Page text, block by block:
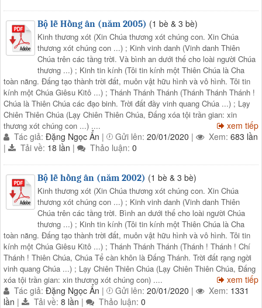
Bộ lễ Hồng ân (năm 2005) (1 bè & 3 bè)
Kinh thương xót (Xin Chúa thương xót chúng con. Xin Chúa
thương xót chúng con ...) ; Kinh vinh danh (Vinh danh Thiên
Chúa trên các tầng trời. Và bình an dưới thế cho loài người Chúa
thương ...) ; Kinh tin kính (Tôi tin kính một Thiên Chúa là Cha
toàn năng. Đấng tạo thành trời đất, muôn vật hữu hình và vô hình. Tôi tin
kính một Chúa Giêsu Kitô ...) ; Thánh Thánh Thánh (Thánh Thánh Thánh !
Chúa là Thiên Chúa các đạo binh. Trời đất đầy vinh quang Chúa ...) ; Lạy
Chiên Thiên Chúa (Lạy Chiên Thiên Chúa, Đấng xóa tội trần gian: xin
thương xót chúng con ...) ....
xem tiếp
Tác giả: Đặng Ngọc Ẩn | Gửi lên: 20/01/2020 | Xem: 683 lần
|
Tải về: 18 lần | Thảo luận: 0
Bộ lễ hồng ân (năm 2002) (1 bè & 3 bè)
Kinh thương xót (Xin Chúa thương xót chúng con. Xin Chúa
thương xót chúng con ...) ; Kinh vinh danh (Vinh danh Thiên
Chúa trên các tầng trời. Bình an dưới thế cho loài người Chúa
thương ...) ; Kinh tin kính (Tôi tin kính một Thiên Chúa là Cha
toàn năng. Đấng tạo thành trời đất, muôn vật hữu hình và vô hình. Tôi tin
kính một Chúa Giêsu Kitô ...) ; Thánh Thánh Thánh (Thánh ! Thánh ! Chí
Thánh ! Thiên Chúa, Chúa Tể càn khôn là Đấng Thánh. Trời đất rạng ngời
vinh quang Chúa ...) ; Lạy Chiên Thiên Chúa (Lạy Chiên Thiên Chúa, Đấng
xóa tội trần gian: xin thương xót chúng con) ....
xem tiếp
Tác giả: Đặng Ngọc Ẩn | Gửi lên: 20/01/2020 | Xem: 1331
lần | Tải về: 8 lần | Thảo luận: 0